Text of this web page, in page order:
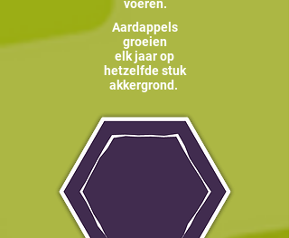
voeren.
Aardappels
groeien
elk jaar op
hetzelfde stuk
akkergrond.